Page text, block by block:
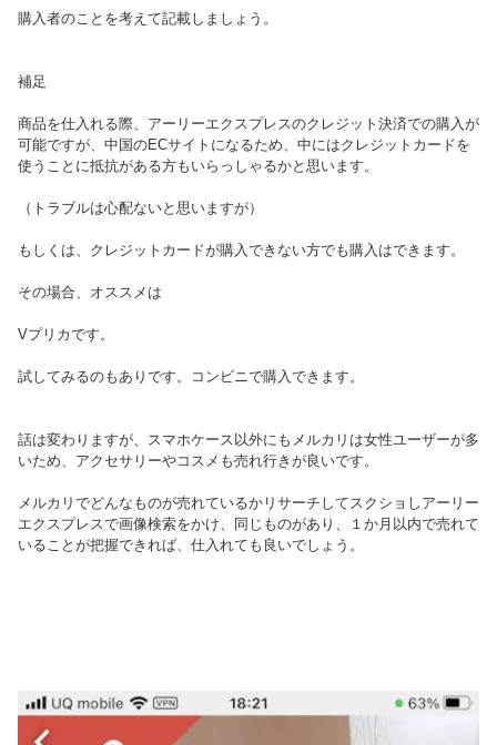
購入者のことを考えて記載しましょう。
補足
商品を仕入れる際、アーリーエクスプレスのクレジット決済での購入が
可能ですが、中国のECサイトになるため、中にはクレジットカードを
使うことに抵抗がある方もいらっしゃるかと思います。
（トラブルは心配ないと思いますが）
もしくは、クレジットカードが購入できない方でも購入はできます。
その場合、オススメは
Vプリカです。
試してみるのもありです。コンビニで購入できます。
話は変わりますが、スマホケース以外にもメルカリは女性ユーザーが多
いため、アクセサリーやコスメも売れ行きが良いです。
メルカリでどんなものが売れているかリサーチしてスクショしアーリー
エクスプレスで画像検索をかけ、同じものがあり、１か月以内で売れて
いることが把握できれば、仕入れても良いでしょう。